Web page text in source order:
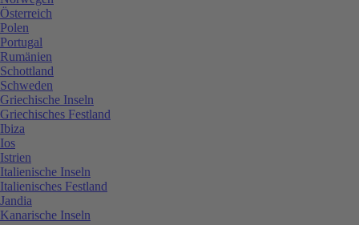
Österreich
Polen
Portugal
Rumänien
Schottland
Schweden
Griechische Inseln
Griechisches Festland
Ibiza
Ios
Istrien
Italienische Inseln
Italienisches Festland
Jandia
Kanarische Inseln